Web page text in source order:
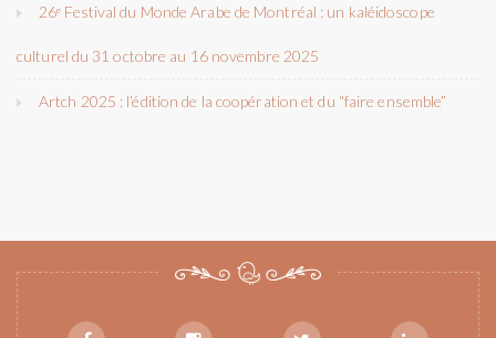
26ᵉ Festival du Monde Arabe de Montréal : un kaléidoscope
culturel du 31 octobre au 16 novembre 2025
Artch 2025 : l’édition de la coopération et du “faire ensemble”